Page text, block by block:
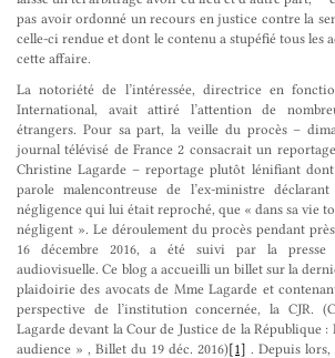
pas avoir ordonné un recours en justice contre la
celle-ci rendue et dont le contenu a stupéfié tous les
cette affaire.
La notoriété de l’intéressée, directrice en
International, avait attiré l’attention de
étrangers. Pour sa part, la veille du procès –
journal télévisé de France 2 consacrait un
Christine Lagarde – reportage plutôt lénifiant
parole malencontreuse de l’ex-ministre
négligence qui lui était reproché, que « dans sa vie
négligent ». Le déroulement du procès pendant
16 décembre 2016, a été suivi par la presse
audiovisuelle. Ce blog a accueilli un billet sur la
plaidoirie des avocats de Mme Lagarde et
perspective de l’institution concernée, la CJR.
Lagarde devant la Cour de Justice de la République :
audience » , Billet du 19 déc. 2016)[1] . Depuis